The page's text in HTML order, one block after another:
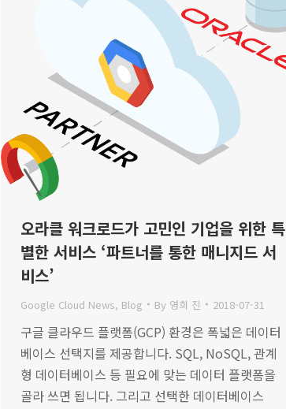
오라클 워크로드가 고민인 기업을 위한 특
별한 서비스 ‘파트너를 통한 매니지드 서
비스’
Google Cloud News, Blog By 영희 진 2018-07-31
구글 클라우드 플랫폼(GCP) 환경은 폭넓은 데이터
베이스 선택지를 제공합니다. SQL, NoSQL, 관계
형 데이터베이스 등 필요에 맞는 데이터 플랫폼을
골라 쓰면 됩니다. 그리고 선택한 데이터베이스